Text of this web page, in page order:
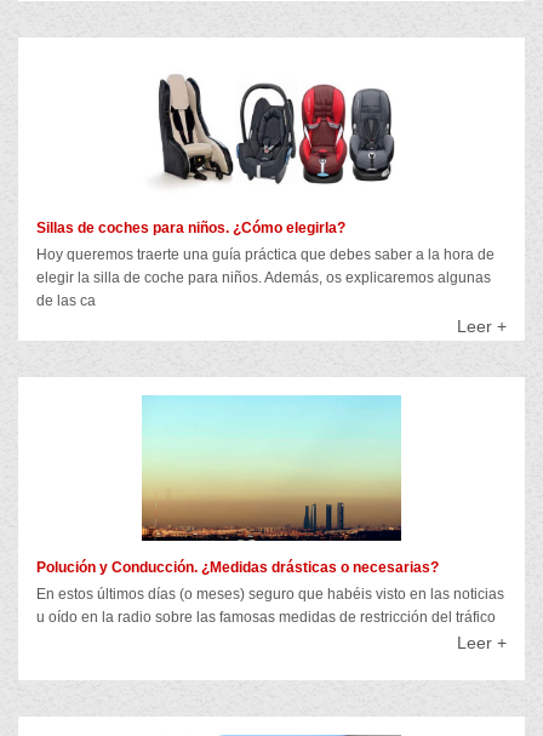
Sillas de coches para niños. ¿Cómo elegirla?
Hoy queremos traerte una guía práctica que debes saber a la hora de
elegir la silla de coche para niños. Además, os explicaremos algunas
de las ca
Leer +
Polución y Conducción. ¿Medidas drásticas o necesarias?
En estos últimos días (o meses) seguro que habéis visto en las noticias
u oído en la radio sobre las famosas medidas de restricción del tráfico
Leer +